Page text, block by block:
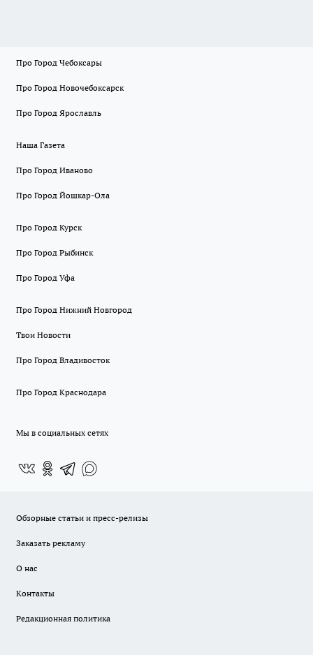
Про Город Чебоксары
Про Город Новочебоксарск
Про Город Ярославль
Наша Газета
Про Город Иваново
Про Город Йошкар-Ола
Про Город Курск
Про Город Рыбинск
Про Город Уфа
Про Город Нижний Новгород
Твои Новости
Про Город Владивосток
Про Город Краснодара
Мы в социальных сетях
Обзорные статьи и пресс-релизы
Заказать рекламу
О нас
Контакты
Редакционная политика